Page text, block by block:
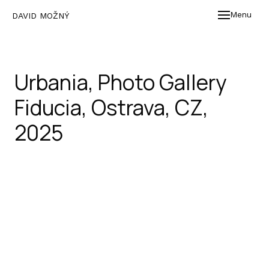
Menu
DAVID MOŽNÝ
Urbania, Photo Gallery
Fiducia, Ostrava, CZ,
2025